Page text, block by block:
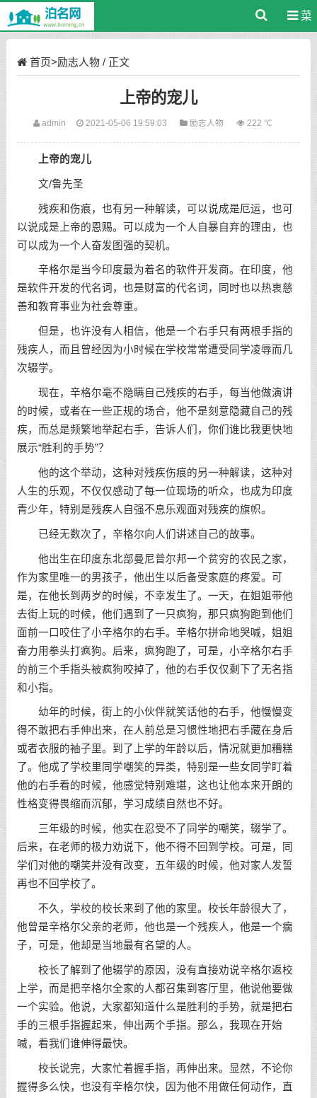
菜
首页>励志人物/ 正文
上帝的宠儿
admin 2021-05-06 19:59:03 励志人物 222 ℃
上帝的宠儿
文/鲁先圣
残疾和伤痕，也有另一种解读，可以说成是厄运，也可
以说成是上帝的恩赐。可以成为一个人自暴自弃的理由，也
可以成为一个人奋发图强的契机。
辛格尔是当今印度最为着名的软件开发商。在印度，他
是软件开发的代名词，也是财富的代名词，同时也以热衷慈
善和教育事业为社会尊重。
但是，也许没有人相信，他是一个右手只有两根手指的
残疾人，而且曾经因为小时候在学校常常遭受同学凌辱而几
次辍学。
现在，辛格尔毫不隐瞒自己残疾的右手，每当他做演讲
的时候，或者在一些正规的场合，他不是刻意隐藏自己的残
疾，而总是频繁地举起右手，告诉人们，你们谁比我更快地
展示“胜利的手势”？
他的这个举动，这种对残疾伤痕的另一种解读，这种对
人生的乐观，不仅仅感动了每一位现场的听众，也成为印度
青少年，特别是残疾人自强不息乐观面对残疾的旗帜。
已经无数次了，辛格尔向人们讲述自己的故事。
他出生在印度东北部曼尼普尔邦一个贫穷的农民之家，
作为家里唯一的男孩子，他出生以后备受家庭的疼爱。可
是，在他长到两岁的时候，不幸发生了。一天，在姐姐带他
去街上玩的时候，他们遇到了一只疯狗，那只疯狗跑到他们
面前一口咬住了小辛格尔的右手。辛格尔拼命地哭喊，姐姐
奋力用拳头打疯狗。后来，疯狗跑了，可是，小辛格尔右手
的前三个手指头被疯狗咬掉了，他的右手仅仅剩下了无名指
和小指。
幼年的时候，街上的小伙伴就笑话他的右手，他慢慢变
得不敢把右手伸出来，在人前总是习惯性地把右手藏在身后
或者衣服的袖子里。到了上学的年龄以后，情况就更加糟糕
了。他成了学校里同学嘲笑的异类，特别是一些女同学盯着
他的右手看的时候，他感觉特别难堪，这也让他本来开朗的
性格变得畏缩而沉郁，学习成绩自然也不好。
三年级的时候，他实在忍受不了同学的嘲笑，辍学了。
后来，在老师的极力劝说下，他不得不回到学校。可是，同
学们对他的嘲笑并没有改变，五年级的时候，他对家人发誓
再也不回学校了。
不久，学校的校长来到了他的家里。校长年龄很大了，
他曾是辛格尔父亲的老师，他也是一个残疾人，他是一个瘸
子，可是，他却是当地最有名望的人。
校长了解到了他辍学的原因，没有直接劝说辛格尔返校
上学，而是把辛格尔全家的人都召集到客厅里，他说他要做
一个实验。他说，大家都知道什么是胜利的手势，就是把右
手的三根手指握起来，伸出两个手指。那么，我现在开始
喊，看我们谁伸得最快。
校长说完，大家忙着握手指，再伸出来。显然，不论你
握得多么快，也没有辛格尔快，因为他不用做任何动作，直